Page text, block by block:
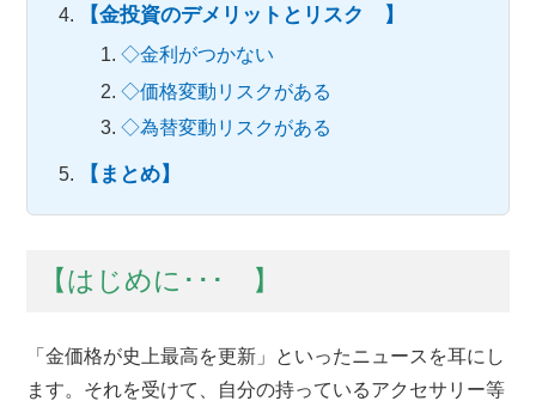
【金投資のデメリットとリスク 】
◇金利がつかない
◇価格変動リスクがある
◇為替変動リスクがある
【まとめ】
【はじめに･･･ 】
「金価格が史上最高を更新」といったニュースを耳にし
ます。それを受けて、自分の持っているアクセサリー等